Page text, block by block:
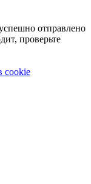
отправлено
проверьте
cookie